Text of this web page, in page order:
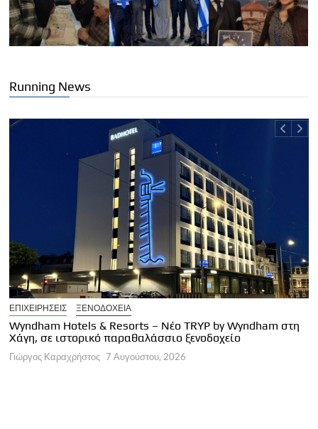
Running News
ΕΠΙΧΕΙΡΗΣΕΙΣ ΞΕΝΟΔΟΧΕΙΑ
Wyndham Hotels & Resorts – Νέο TRYP by Wyndham στη
Χάγη, σε ιστορικό παραθαλάσσιο ξενοδοχείο
Γιώργος Καραχρήστος 7 Αυγούστου, 2026